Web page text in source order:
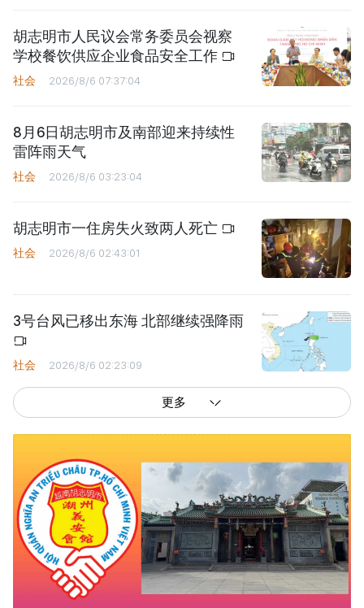
胡志明市人民议会常务委员会视察
学校餐饮供应企业食品安全工作
社会 2026/8/6 07:37:04
8月6日胡志明市及南部迎来持续性
雷阵雨天气
社会 2026/8/6 03:23:04
胡志明市一住房失火致两人死亡
社会 2026/8/6 02:43:01
3号台风已移出东海 北部继续强降雨
社会 2026/8/6 02:23:09
更多
西贡解放报网版权所有
由越南新闻与传播部所属报刊局于2023年09月06日 签发第26/GP-CBC号许可